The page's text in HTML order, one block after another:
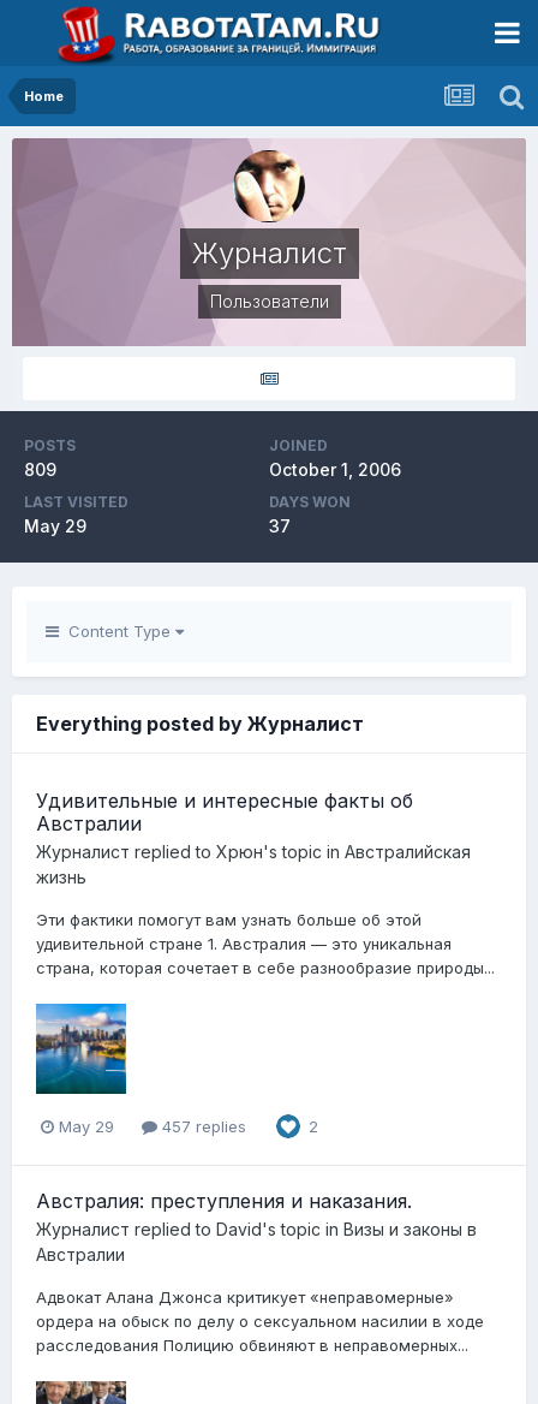
Home
Журналист
Пользователи
POSTS
809
JOINED
October 1, 2006
LAST VISITED
May 29
DAYS WON
37
Content Type
Everything posted by Журналист
Удивительные и интересные факты об
Австралии
Журналист replied to Хрюн's topic in Австралийская
жизнь
Эти фактики помогут вам узнать больше об этой
удивительной стране 1. Австралия — это уникальная
страна, которая сочетает в себе разнообразие природы...
May 29 457 replies 2
Австралия: преступления и наказания.
Журналист replied to David's topic in Визы и законы в
Австралии
Адвокат Алана Джонса критикует «неправомерные»
ордера на обыск по делу о сексуальном насилии в ходе
расследования Полицию обвиняют в неправомерных...